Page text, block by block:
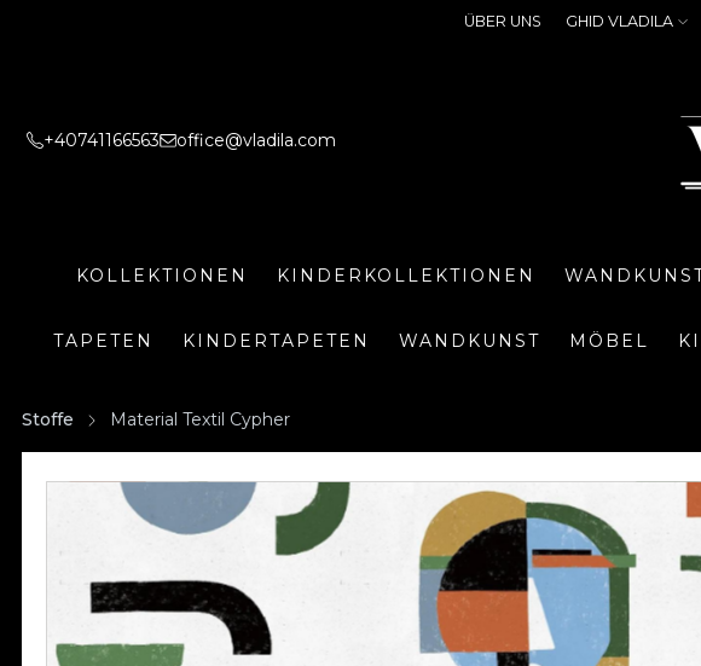
ÜBER UNS GHID VLADILA
+40741166563 office@vladila.com
KOLLEKTIONEN KINDERKOLLEKTIONEN
TAPETEN KINDERTAPETEN WANDKUNST MÖBEL
Stoffe Material Textil Cypher